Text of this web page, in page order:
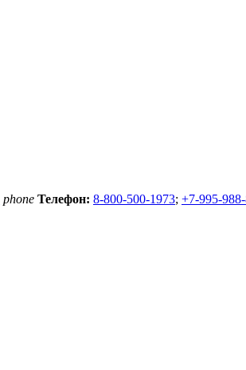
phone Телефон: 8-800-500-1973; +7-995-